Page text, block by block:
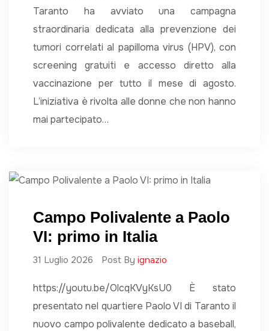
Taranto ha avviato una campagna
straordinaria dedicata alla prevenzione dei
tumori correlati al papilloma virus (HPV), con
screening gratuiti e accesso diretto alla
vaccinazione per tutto il mese di agosto.
L’iniziativa è rivolta alle donne che non hanno
mai partecipato…
Campo Polivalente a Paolo
VI: primo in Italia
31 Luglio 2026 Post By ignazio
https://youtu.be/OlcqKVyKsU0 È stato
presentato nel quartiere Paolo VI di Taranto il
nuovo campo polivalente dedicato a baseball,